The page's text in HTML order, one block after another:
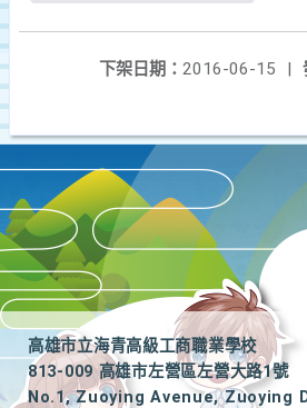
下架日期： 2016-06-15
|
高雄市立海青高級工商職業學校
813-009 高雄市左營區左營大路1號
No.1, Zuoying Avenue, Zuoying